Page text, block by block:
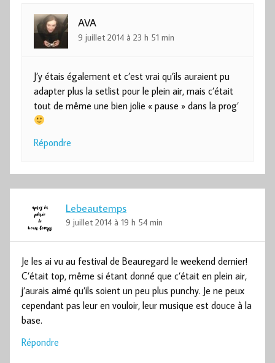
AVA
9 juillet 2014 à 23 h 51 min
J’y étais également et c’est vrai qu’ils auraient pu
adapter plus la setlist pour le plein air, mais c’était
tout de même une bien jolie « pause » dans la prog’
Répondre
Lebeautemps
9 juillet 2014 à 19 h 54 min
Je les ai vu au festival de Beauregard le weekend dernier!
C’était top, même si étant donné que c’était en plein air,
j’aurais aimé qu’ils soient un peu plus punchy. Je ne peux
cependant pas leur en vouloir, leur musique est douce à la
base.
Répondre